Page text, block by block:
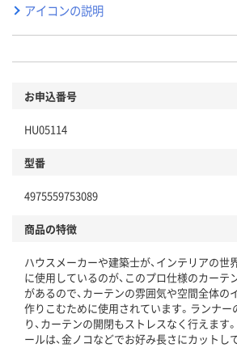
アイコンの説明
お申込番号
HU05114
型番
4975559753089
商品の特徴
ハウスメーカーや建築士が、インテリアの世
に使用しているのが、このプロ仕様のカーテ
があるので、カーテンの雰囲気や空間全体の
作りこむために使用されています。ランナ
り、カーテンの開閉もストレスなく行えます
ールは、金ノコなどでお好み長さにカットし